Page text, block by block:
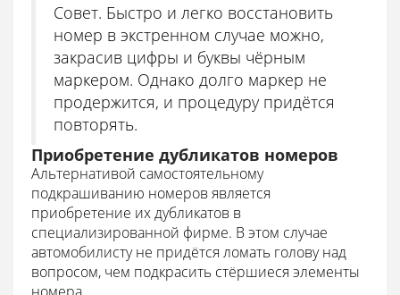
Совет. Быстро и легко восстановить
номер в экстренном случае можно,
закрасив цифры и буквы чёрным
маркером. Однако долго маркер не
продержится, и процедуру придётся
повторять.
Приобретение дубликатов номеров
Альтернативой самостоятельному
подкрашиванию номеров является
приобретение их дубликатов в
специализированной фирме. В этом случае
автомобилисту не придётся ломать голову над
вопросом, чем подкрасить стёршиеся элементы